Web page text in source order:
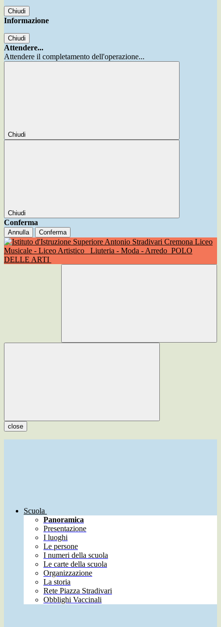
Chiudi
Informazione
Chiudi
Attendere...
Attendere il completamento dell'operazione...
Chiudi
Chiudi
Conferma
Annulla Conferma
Liceo
Musicale - Liceo Artistico
Liuteria - Moda - Arredo POLO
DELLE ARTI
close
Scuola
Panoramica
Presentazione
I luoghi
Le persone
I numeri della scuola
Le carte della scuola
Organizzazione
La storia
Rete Piazza Stradivari
Obblighi Vaccinali